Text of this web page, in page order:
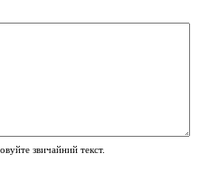
звичайний текст.